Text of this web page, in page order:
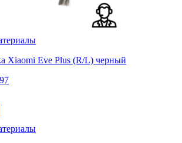
Xiaomi Eve Plus (R/L) черный